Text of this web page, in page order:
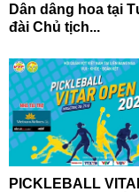
Dân dâng hoa tại
đài Chủ tịch...
PICKLEBALL